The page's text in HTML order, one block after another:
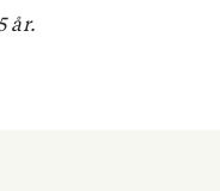
år.